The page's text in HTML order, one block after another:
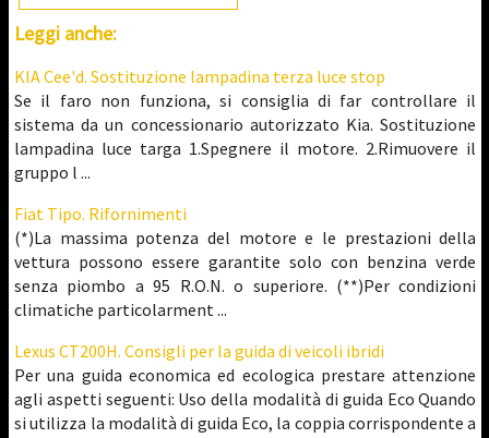
Leggi anche:
KIA Cee'd. Sostituzione lampadina terza luce stop
Se il faro non funziona, si consiglia di far controllare il
sistema da un concessionario autorizzato Kia. Sostituzione
lampadina luce targa 1.Spegnere il motore. 2.Rimuovere il
gruppo l ...
Fiat Tipo. Rifornimenti
(*)La massima potenza del motore e le prestazioni della
vettura possono essere garantite solo con benzina verde
senza piombo a 95 R.O.N. o superiore. (**)Per condizioni
climatiche particolarment ...
Lexus CT200H. Consigli per la guida di veicoli ibridi
Per una guida economica ed ecologica prestare attenzione
agli aspetti seguenti: Uso della modalità di guida Eco Quando
si utilizza la modalità di guida Eco, la coppia corrispondente a